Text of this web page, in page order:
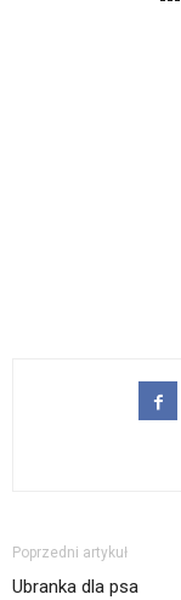
Poprzedni artykuł
Ubranka dla psa